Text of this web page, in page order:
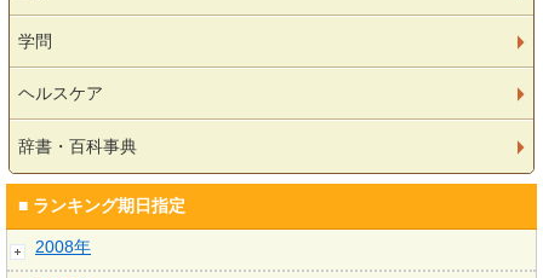
学問
ヘルスケア
辞書・百科事典
■ ランキング期日指定
2008年